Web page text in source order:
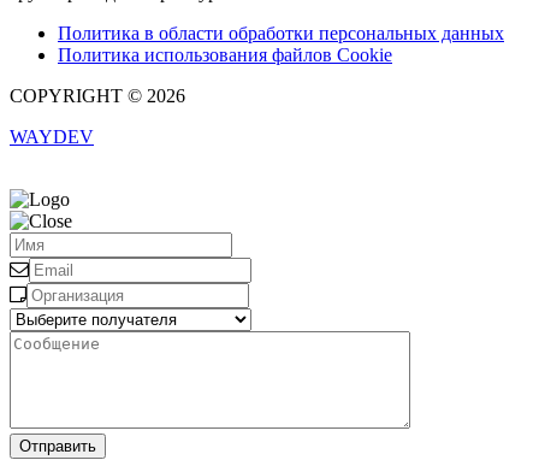
Политика в области обработки персональных данных
Политика использования файлов Cookie
COPYRIGHT © 2026
WAYDEV
Отправить